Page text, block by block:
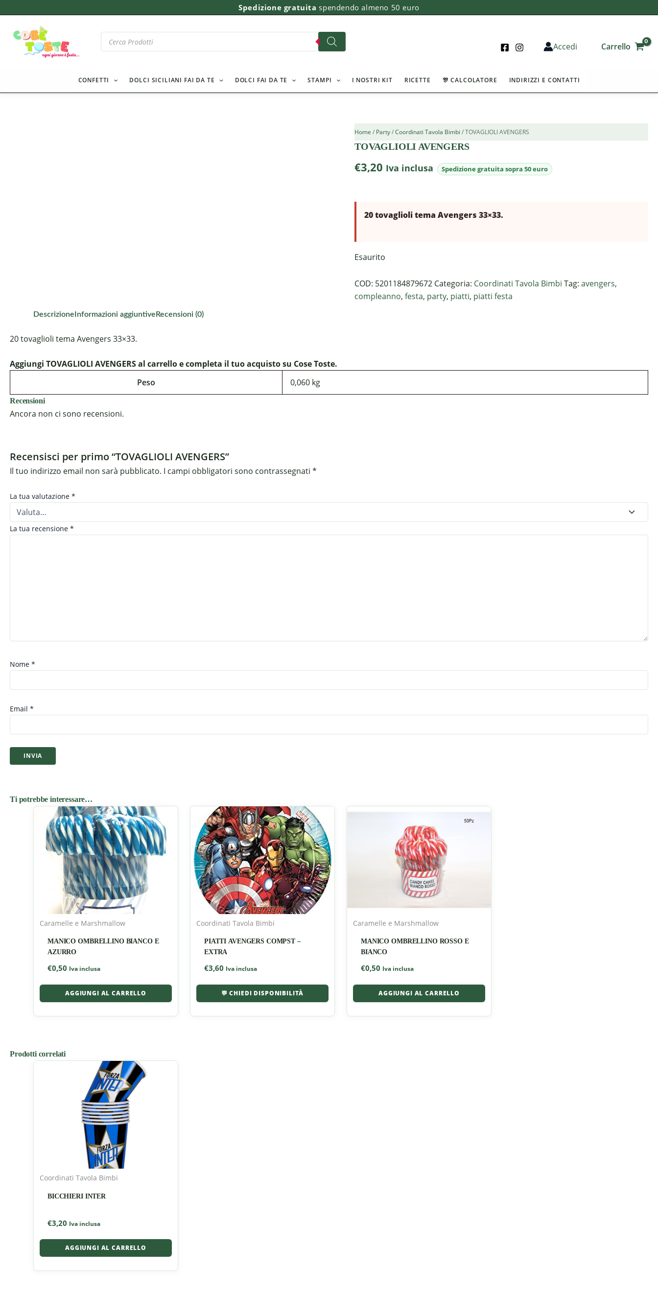
al
contenuto
Spedizione gratuita spendendo almeno 50 euro
Products
search
Accedi Carrello
CONFETTI DOLCI SICILIANI FAI DA TE DOLCI FAI DA TE STAMPI I NOSTRI KIT RICETTE 🎊 CALCOLATORE INDIRIZZI E CONTATTI
Home / Party/Coordinati Tavola Bimbi / TOVAGLIOLI AVENGERS
TOVAGLIOLI AVENGERS
€3,20 Iva inclusa
20 tovaglioli tema Avengers 33×33.
Esaurito
COD: 5201184879672 Categoria: Coordinati Tavola Bimbi Tag:avengers,
compleanno,festa, party, piatti, piatti festa
DescrizioneInformazioni aggiuntiveRecensioni (0)
20 tovaglioli tema Avengers 33×33.
Aggiungi TOVAGLIOLI AVENGERS al carrello e completa il tuo acquisto su Cose Toste.
Peso
0,060 kg
Recensioni
Ancora non ci sono recensioni.
Recensisci per primo “TOVAGLIOLI AVENGERS”
Il tuo indirizzo email non sarà pubblicato. I campi obbligatori sono contrassegnati *
La tua valutazione *
La tua recensione *
Nome *
Email *
Ti potrebbe interessare…
Caramelle e Marshmallow
MANICO OMBRELLINO BIANCO E
AZURRO
€0,50 Iva inclusa
AGGIUNGI AL CARRELLO
Coordinati Tavola Bimbi
PIATTI AVENGERS COMPST –
EXTRA
€3,60 Iva inclusa
💬 CHIEDI DISPONIBILITÀ
Caramelle e Marshmallow
MANICO OMBRELLINO ROSSO E
BIANCO
€0,50 Iva inclusa
AGGIUNGI AL CARRELLO
Prodotti correlati
Coordinati Tavola Bimbi
BICCHIERI INTER
€3,20 Iva inclusa
AGGIUNGI AL CARRELLO